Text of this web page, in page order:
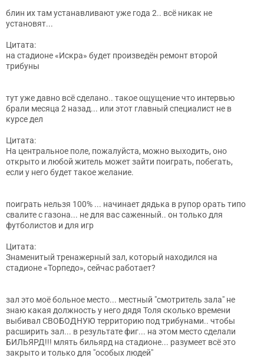
блин их там устанавливают уже года 2.. всё никак не
установят...
Цитата:
на стадионе «Искра» будет произведён ремонт второй
трибуны
тут уже давно всё сделано.. такое ощущение что интервью
брали месяца 2 назад... или этот главный специалист не в
курсе дел
Цитата:
На центральное поле, пожалуйста, можно выходить, оно
открыто и любой житель может зайти поиграть, побегать,
если у него будет такое желание.
поиграть нельзя 100% ... начинает дядька в рупор орать типо
свалите с газона... не для вас саженный.. он только для
футболистов и для игр
Цитата:
Знаменитый тренажерный зал, который находился на
стадионе «Торпедо», сейчас работает?
зал это моё больное место... местный "смотритель зала" не
знаю какая должность у него дядя Толя сколько времени
выбивал СВОБОДНУЮ территорию под трибунами.. чтобы
расширить зал... в результате фиг... на этом место сделали
БИЛЬЯРД!!! млять бильярд на стадионе... разумеет всё это
закрыто и только для "особых людей"